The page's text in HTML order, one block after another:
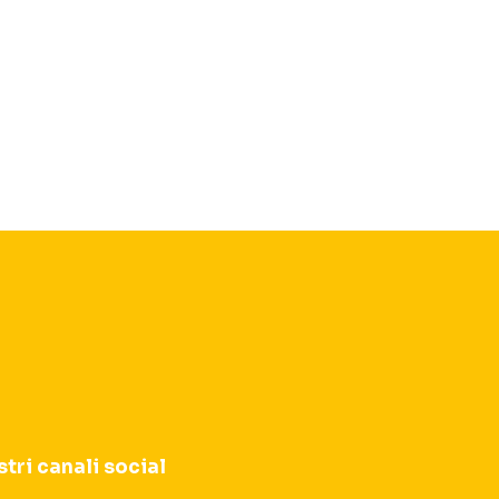
canali social